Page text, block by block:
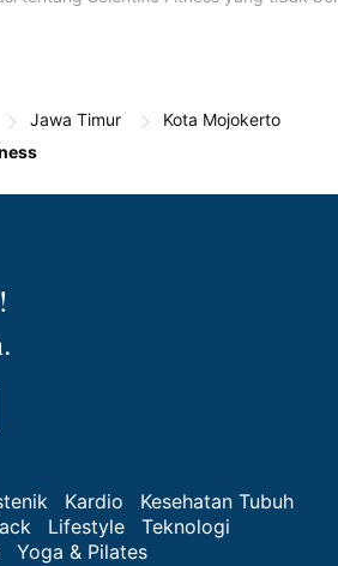
Jawa Timur
Kota Mojokerto
Kardio
Kesehatan Tubuh
Lifestyle
Teknologi
Yoga & Pilates